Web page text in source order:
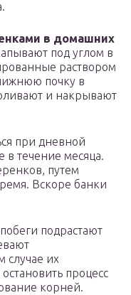
в домашних
под углом в
раствором
почку в
и накрывают
при дневной
течение месяца.
путем
Вскоре банки
подрастают
случае их
процесс
корней.